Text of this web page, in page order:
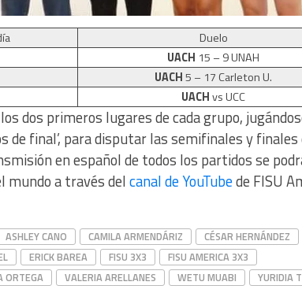
Duelo
UACH 15 – 9 UNAH
UACH5 – 17 Carleton U.
UACHvs UCC
dos primeros lugares de cada grupo,
de final’, para disputar las semifinales y finales
en español de todos los partidos se
mundo a través delcanal de YouTubede FISU
ASHLEY CANO CAMILA ARMENDÁRIZ
CÉSAR HERNÁNDEZ
ERICK BAREA FISU 3X3
FISU AMERICA 3X3
ORTEGA VALERIA ARELLANES WETU MUABI YURIDIA